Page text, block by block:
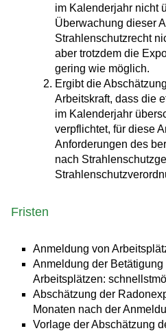
im Kalenderjahr nicht
Überwachung dieser
Strahlenschutzrecht
aber trotzdem die
gering wie möglich.
Ergibt die
Arbeitskraft, dass die
im Kalenderjahr
verpflichtet, für diese
Anforderungen des
nach
Fristen
Anmeldung von
Anmeldung der
Arbeitsplätzen:
Abschätzung der
Monaten nach der
Vorlage der Abschätzung